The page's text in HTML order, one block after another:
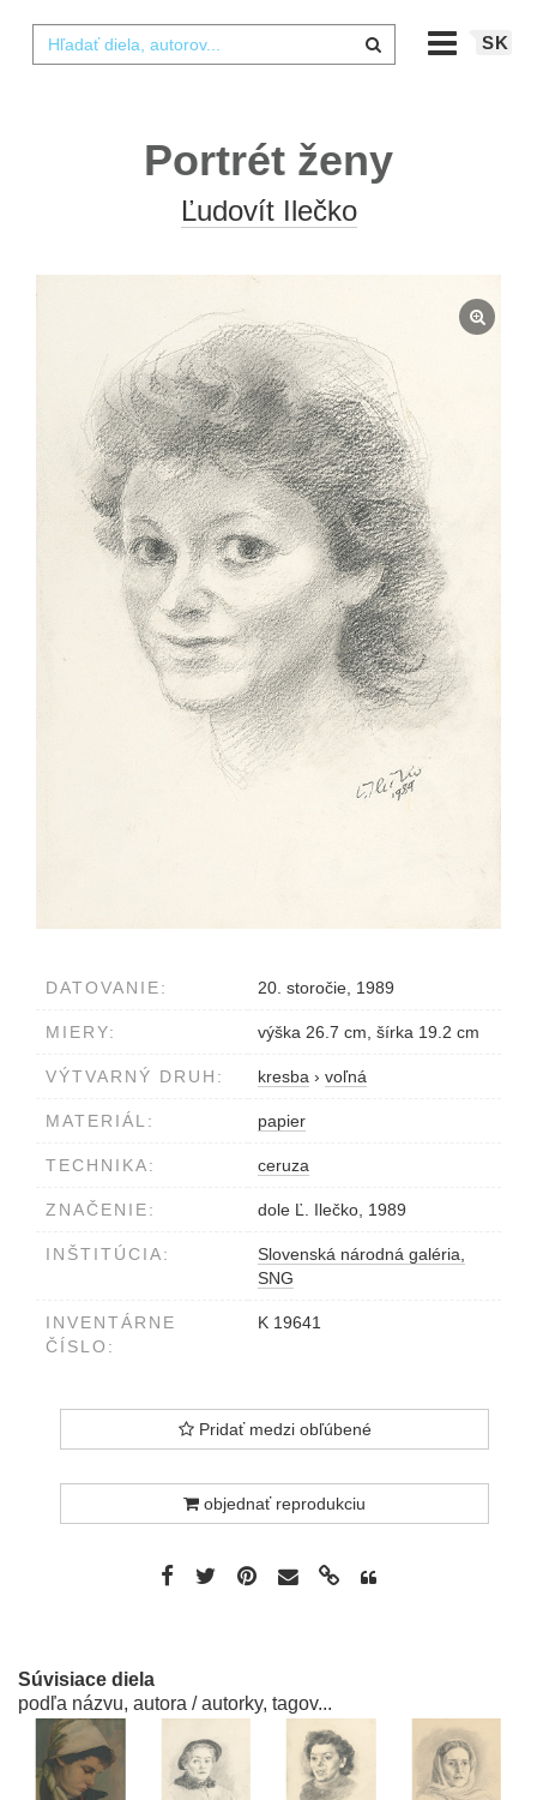
SK
Portrét ženy
Ľudovít Ilečko
DATOVANIE: 20. storočie, 1989
MIERY: výška 26.7 cm, šírka 19.2 cm
VÝTVARNÝ DRUH: kresba › voľná
MATERIÁL: papier
TECHNIKA: ceruza
ZNAČENIE: dole Ľ. Ilečko, 1989
INŠTITÚCIA:
Slovenská národná galéria,
SNG
INVENTÁRNE
ČÍSLO:
K 19641
Pridať medzi obľúbené
objednať reprodukciu
Súvisiace diela
podľa názvu, autora / autorky, tagov...